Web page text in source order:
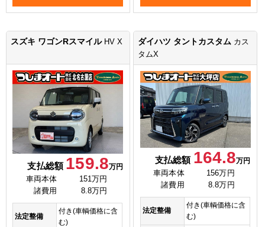
スズキ ワゴンRスマイル HV X
支払総額 159.8万円
車両本体
151万円
諸費用
8.8万円
法定整備
付き(車輌価格に含
む)
ダイハツ タントカスタム カス
タムX
支払総額 164.8万円
車両本体
156万円
諸費用
8.8万円
法定整備
付き(車輌価格に含
む)